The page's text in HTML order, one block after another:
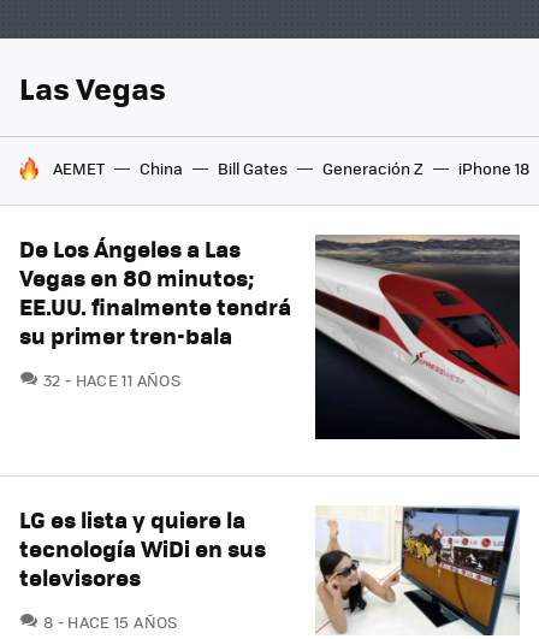
Las Vegas
HOY SE HABLA DE
AEMET China Bill Gates Generación Z iPhone 18
De Los Ángeles a Las
Vegas en 80 minutos;
EE.UU. finalmente tendrá
su primer tren-bala
32 COMENTARIOS
HACE 11 AÑOS
LG es lista y quiere la
tecnología WiDi en sus
televisores
8 COMENTARIOS
HACE 15 AÑOS